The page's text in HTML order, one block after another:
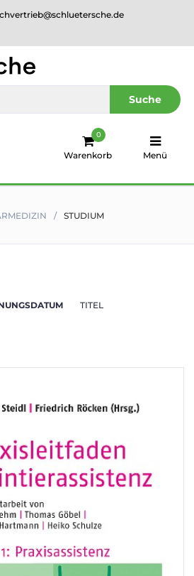
Suche
Warenkorb
0
Menü
STUDIUM
TITEL